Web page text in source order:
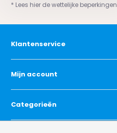
* Lees hier de wettelijke beperkingen
Klantenservice
Mijn account
Categorieën